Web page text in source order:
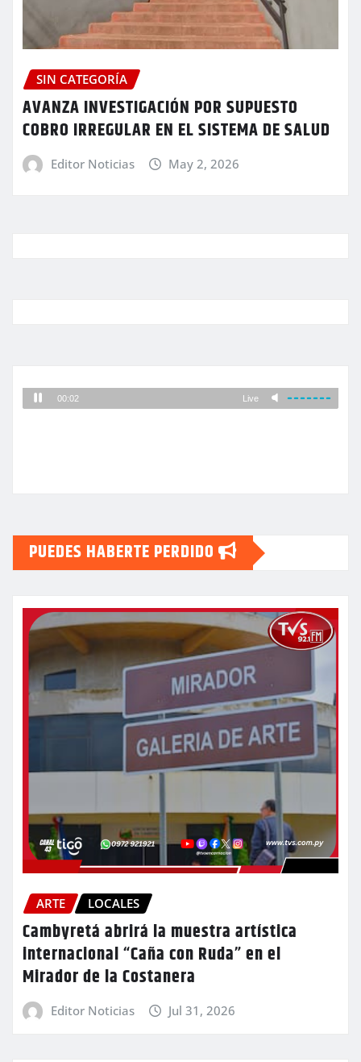
SIN CATEGORÍA
AVANZA INVESTIGACIÓN POR SUPUESTO
COBRO IRREGULAR EN EL SISTEMA DE SALUD
Editor Noticias May 2, 2026
PUEDES HABERTE PERDIDO
ARTE LOCALES
Cambyretá abrirá la muestra artística
internacional “Caña con Ruda” en el
Mirador de la Costanera
Editor Noticias Jul 31, 2026